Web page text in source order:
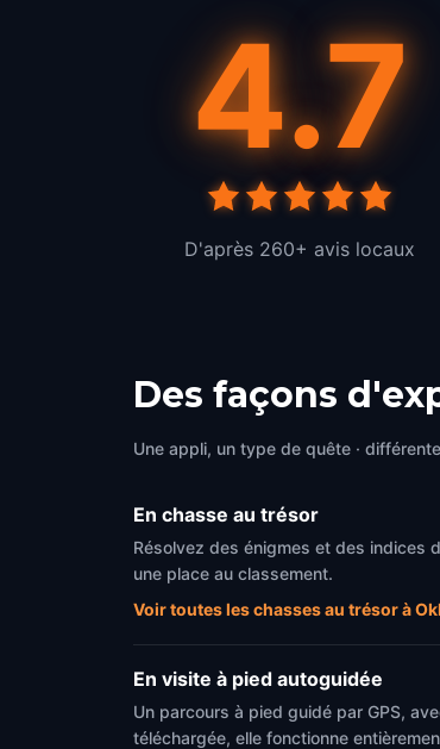
4.7
D'après 260+ avis locaux
Des façons
Une appli, un type de quête ·
En chasse au trésor
Résolvez des énigmes et des indices
une place au classement.
Voir toutes les chasses au trésor à
En visite à pied autoguidée
Un parcours à pied guidé par GPS,
téléchargée, elle fonctionne